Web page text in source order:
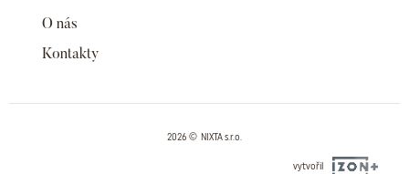
O nás
Kontakty
2026 © NIXTA s.r.o.
vytvořil